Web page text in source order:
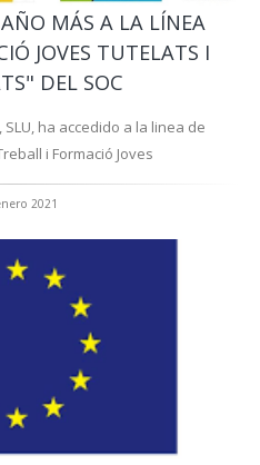
MÁS A LA LÍNEA
JOVES TUTELATS I
DEL SOC
SLU, ha accedido a la linea de
i Formació Joves
2021